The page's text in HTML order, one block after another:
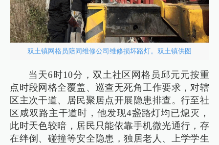
双土镇网格员陪同维修公司维修损坏路灯。双土镇供图
当天6时10分，双土社区网格员邱元元按重
点时段网格全覆盖、巡查无死角工作要求，对辖
区主次干道、居民聚居点开展隐患排查。行至社
区咸双路主干道时，他发现4盏路灯均已熄灭，
此时天色较暗，居民只能依靠手机微光通行，存
在绊倒、碰撞等安全隐患，独居老人、上学学生